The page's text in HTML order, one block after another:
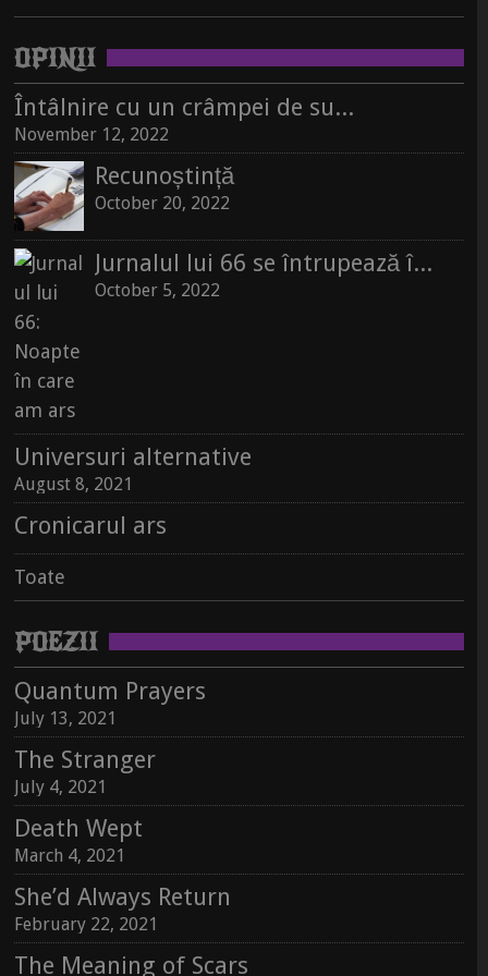
Jurnalul lui 66 se întrupează în carte
October 5, 2022
Universuri alternative
August 8, 2021
Cronicarul ars
Toate
Jurnalul lui 66 se întrupează în carte
October 5, 2022
Universuri alternative
August 8, 2021
OPINII
Întâlnire cu un crâmpei de suflet, pe un raft de librărie
November 12, 2022
Recunoștință
October 20, 2022
Jurnalul lui 66 se întrupează în carte
October 5, 2022
Universuri alternative
August 8, 2021
Cronicarul ars
Toate
POEZII
Quantum Prayers
July 13, 2021
The Stranger
July 4, 2021
Death Wept
March 4, 2021
She’d Always Return
February 22, 2021
The Meaning of Scars